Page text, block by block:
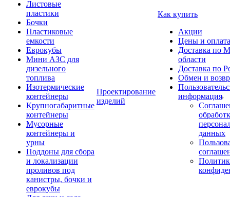
Листовые
пластики
Бочки
Пластиковые
емкости
Еврокубы
Мини АЗС для
дизельного
топлива
Изотермические
контейнеры
Крупногабаритные
контейнеры
Мусорные
контейнеры и
урны
Поддоны для сбора
и локализации
проливов под
канистры, бочки и
еврокубы
Проектирование
изделий
Как купить
Акции
Цены и оплата
Доставка по
области
Доставка по
Обмен и
информация
данных